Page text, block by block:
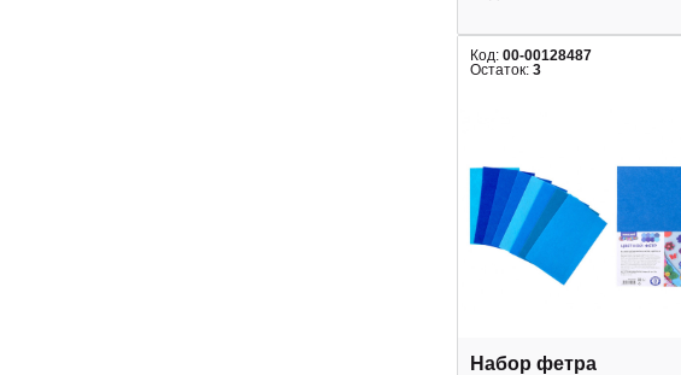
Код: 00-00128487
Остаток: 3
Набор фетра